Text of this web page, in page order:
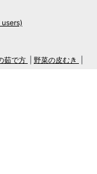
茹で方
野菜の皮むき